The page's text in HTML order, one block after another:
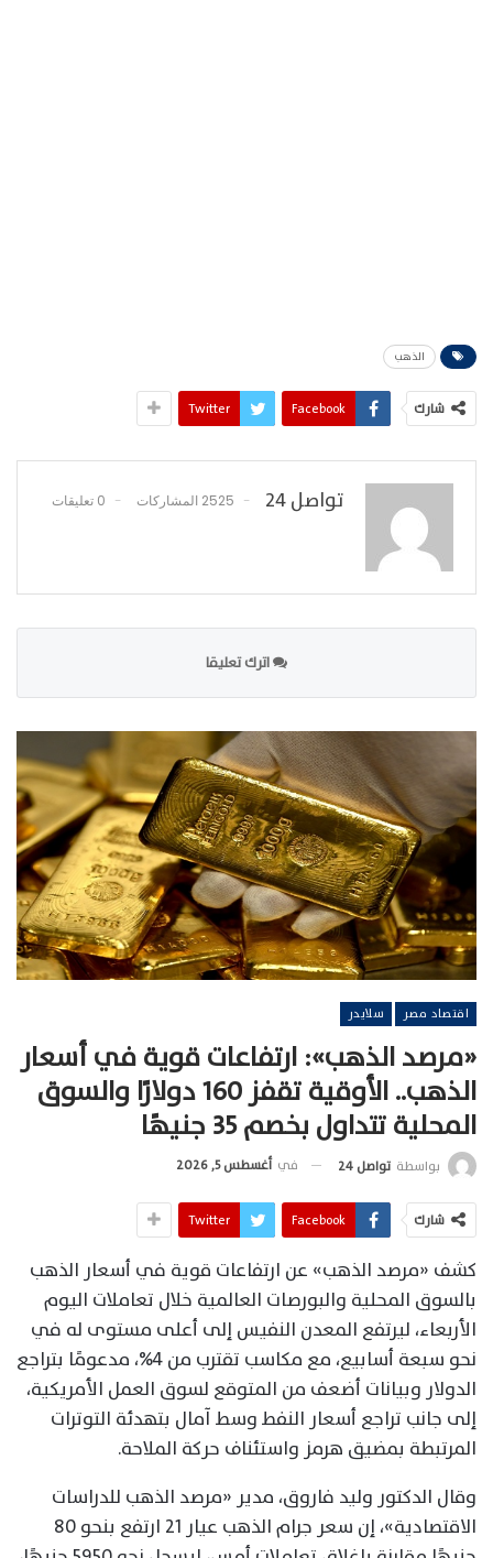
الذهب
شارك Facebook
Twitter
تواصل 24 2525 المشاركات 0 تعليقات
اترك تعليقا
اقتصاد مصر سلايدر
«مرصد الذهب»: ارتفاعات قوية في أسعار
الذهب.. الأوقية تقفز 160 دولارًا والسوق
المحلية تتداول بخصم 35 جنيهًا
بواسطة تواصل 24 في أغسطس 5, 2026
شارك Facebook
Twitter
كشف «مرصد الذهب» عن ارتفاعات قوية في أسعار الذهب
بالسوق المحلية والبورصات العالمية خلال تعاملات اليوم
الأربعاء، ليرتفع المعدن النفيس إلى أعلى مستوى له في
نحو سبعة أسابيع، مع مكاسب تقترب من 4%، مدعومًا بتراجع
الدولار وبيانات أضعف من المتوقع لسوق العمل الأمريكية،
إلى جانب تراجع أسعار النفط وسط آمال بتهدئة التوترات
المرتبطة بمضيق هرمز واستئناف حركة الملاحة.
وقال الدكتور وليد فاروق، مدير «مرصد الذهب للدراسات
الاقتصادية»، إن سعر جرام الذهب عيار 21 ارتفع بنحو 80